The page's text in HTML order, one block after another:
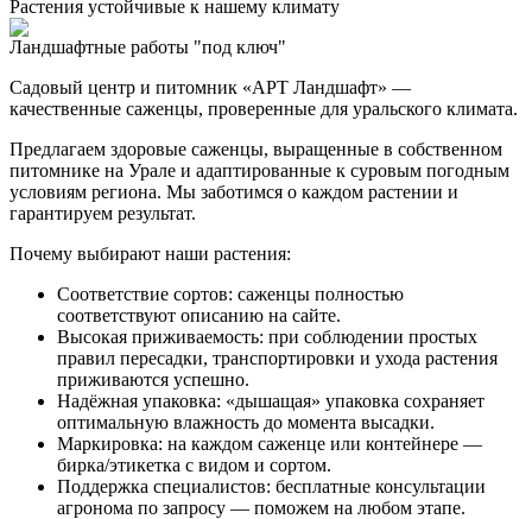
Растения устойчивые к нашему климату
Ландшафтные работы "под ключ"
Садовый центр и питомник «АРТ Ландшафт» —
качественные саженцы, проверенные для уральского климата.
Предлагаем здоровые саженцы, выращенные в собственном
питомнике на Урале и адаптированные к суровым погодным
условиям региона. Мы заботимся о каждом растении и
гарантируем результат.
Почему выбирают наши растения:
Соответствие сортов: саженцы полностью
соответствуют описанию на сайте.
Высокая приживаемость: при соблюдении простых
правил пересадки, транспортировки и ухода растения
приживаются успешно.
Надёжная упаковка: «дышащая» упаковка сохраняет
оптимальную влажность до момента высадки.
Маркировка: на каждом саженце или контейнере —
бирка/этикетка с видом и сортом.
Поддержка специалистов: бесплатные консультации
агронома по запросу — поможем на любом этапе.